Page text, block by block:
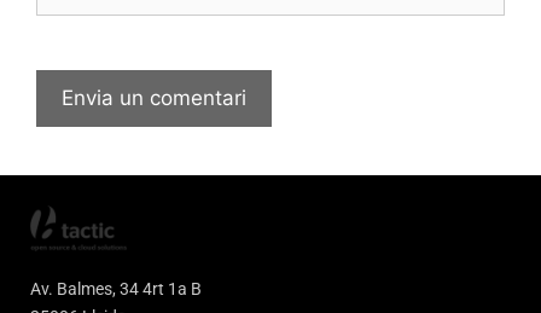
Av. Balmes, 34 4rt 1a B